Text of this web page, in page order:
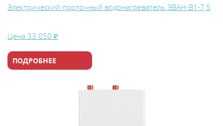
Электрический проточный водонагреватель ЭВАН-В1-7,5
Цена 33 050 ₽
ПОДРОБНЕЕ